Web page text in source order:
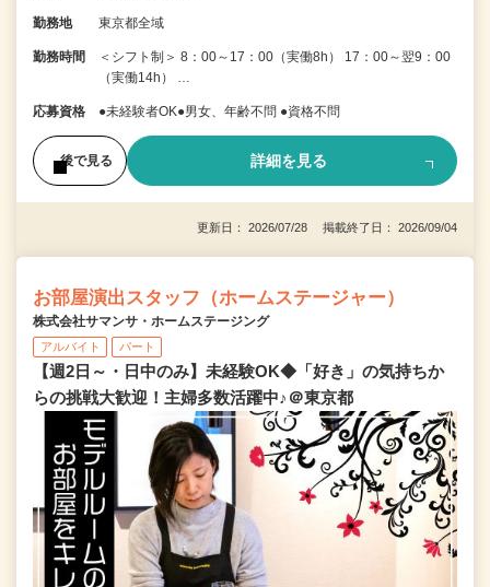
勤務地 東京都全域
勤務時間
＜シフト制＞ 8：00～17：00（実働8h） 17：00～翌9：00
（実働14h） …
応募資格 ●未経験者OK●男女、年齢不問 ●資格不問
後で見る 詳細を見る
更新日： 2026/07/28 掲載終了日： 2026/09/04
お部屋演出スタッフ（ホームステージャー）
株式会社サマンサ・ホームステージング
アルバイト パート
【週2日～・日中のみ】未経験OK◆「好き」の気持ちか
らの挑戦大歓迎！主婦多数活躍中♪＠東京都